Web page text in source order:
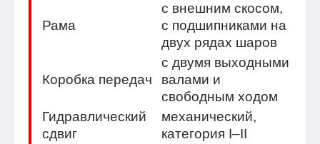
Рама
с внешним скосом,
с подшипниками на
двух рядах шаров
Коробка передач
с двумя выходными
валами и
свободным ходом
Гидравлический
сдвиг
механический,
категория I–II